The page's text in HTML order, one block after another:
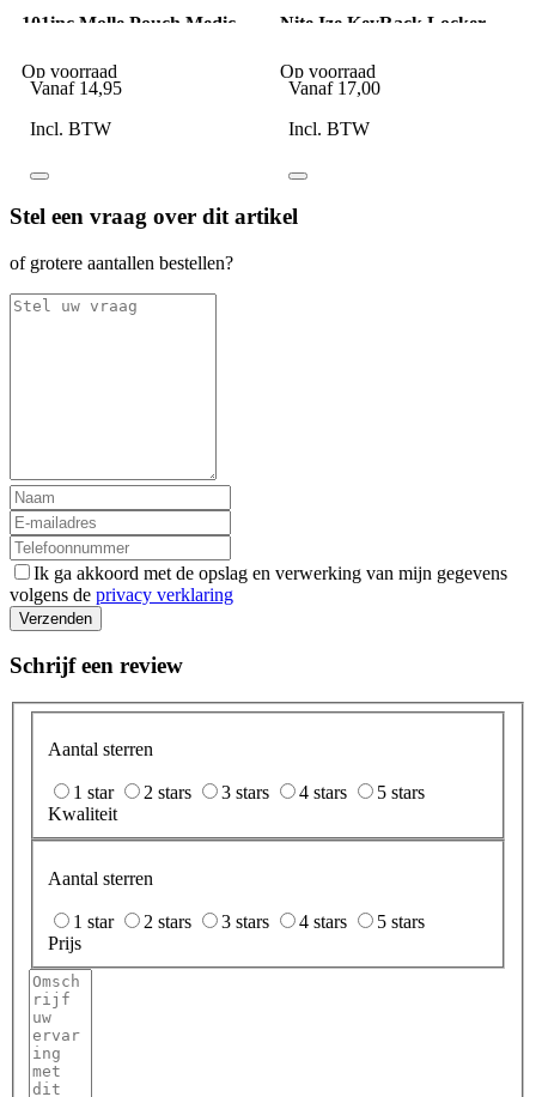
101inc Molle Pouch Medic
zwart
Op voorraad
Vanaf 14,95
Incl. BTW
Nite Ize KeyRack Locker
Op voorraad
Vanaf 17,00
Incl. BTW
Stel een vraag over dit artikel
of grotere aantallen bestellen?
Ik ga akkoord met de opslag en verwerking van mijn gegevens
volgens de privacy verklaring
Verzenden
Schrijf een review
Aantal sterren
1 star 2 stars 3 stars 4 stars
5 stars
Kwaliteit
Aantal sterren
1 star 2 stars 3 stars 4 stars
5 stars
Prijs